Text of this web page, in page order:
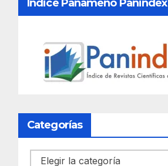
Índice Panameño Panindex
Categorías
Categorías